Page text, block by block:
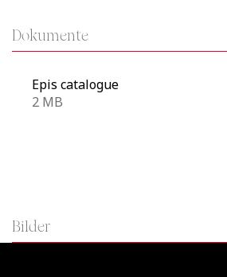
Dokumente
Epis catalogue
2 MB
Bilder